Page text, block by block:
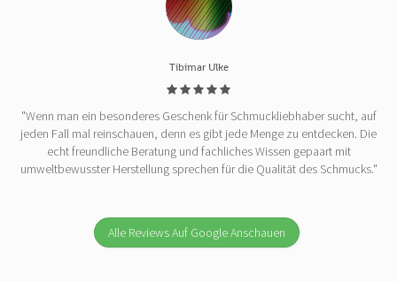
Tibimar Ulke
"Wenn man ein besonderes Geschenk für Schmuckliebhaber sucht, auf
jeden Fall mal reinschauen, denn es gibt jede Menge zu entdecken. Die
echt freundliche Beratung und fachliches Wissen gepaart mit
umweltbewusster Herstellung sprechen für die Qualität des Schmucks."
Alle Reviews Auf Google Anschauen